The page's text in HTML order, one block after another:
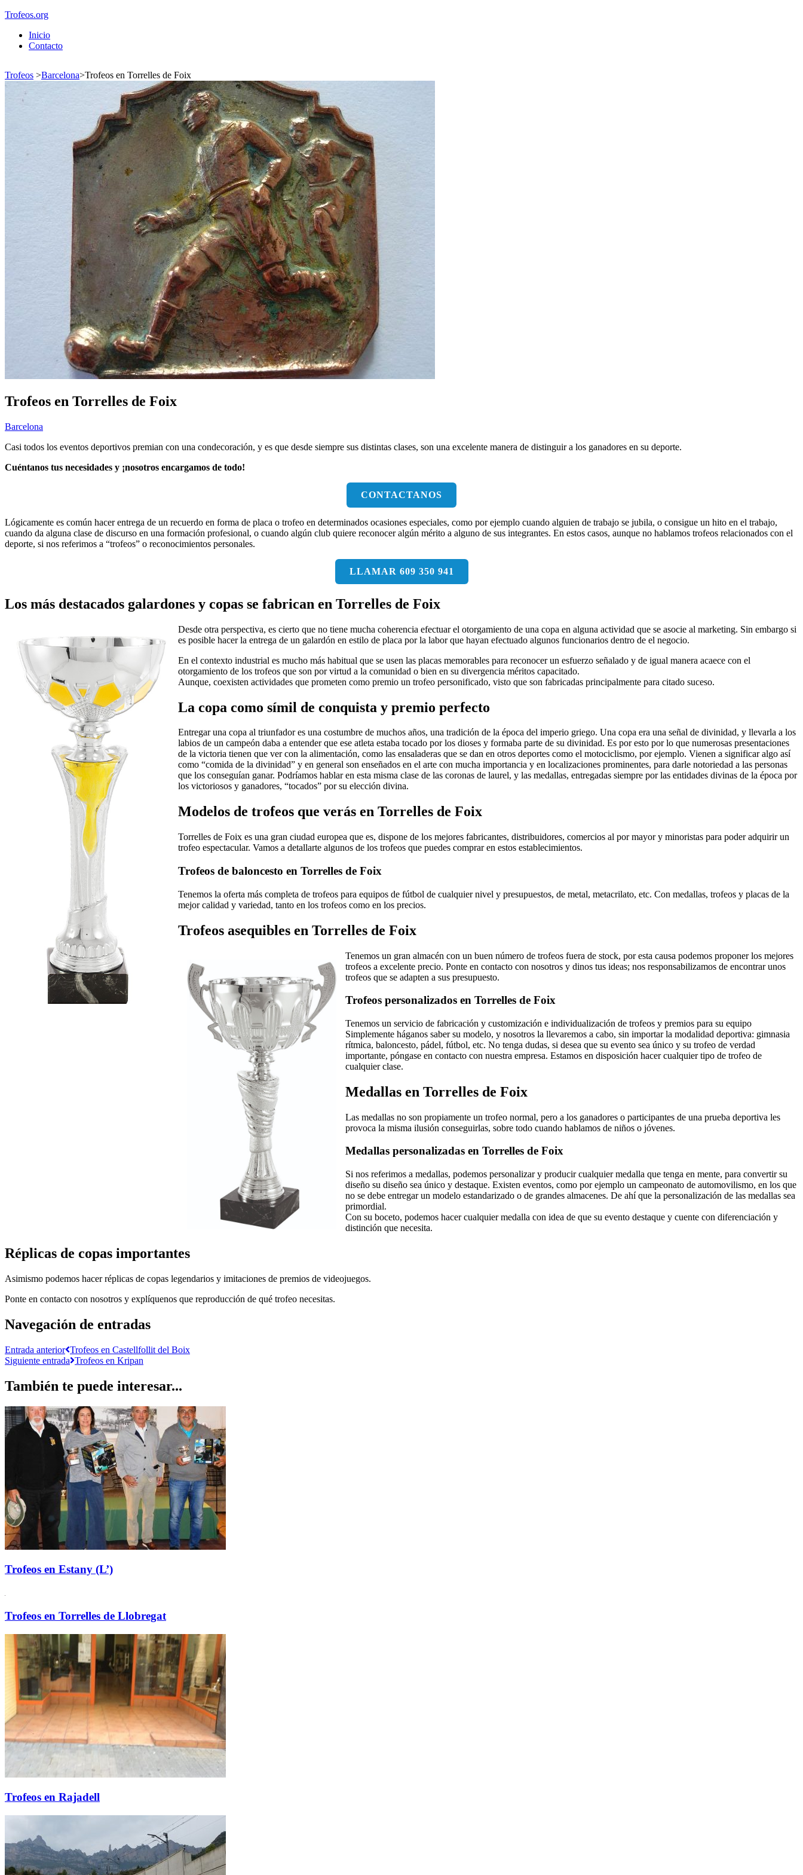
Trofeos.org
Inicio
Contacto
Trofeos >Barcelona>Trofeos en Torrelles de Foix
Trofeos en Torrelles de Foix
Barcelona
Casi todos los eventos deportivos premian con una condecoración, y es que desde siempre sus distintas clases, son una excelente manera de distinguir a los ganadores en su deporte.
Cuéntanos tus necesidades y ¡nosotros encargamos de todo!
CONTACTANOS
Lógicamente es común hacer entrega de un recuerdo en forma de placa o trofeo en determinados ocasiones especiales, como por ejemplo cuando alguien de trabajo se jubila, o consigue un hito en el trabajo,
cuando da alguna clase de discurso en una formación profesional, o cuando algún club quiere reconocer algún mérito a alguno de sus integrantes. En estos casos, aunque no hablamos trofeos relacionados con el
deporte, si nos referimos a “trofeos” o reconocimientos personales.
LLAMAR 609 350 941
Los más destacados galardones y copas se fabrican en Torrelles de Foix
Desde otra perspectiva, es cierto que no tiene mucha coherencia efectuar el otorgamiento de una copa en alguna actividad que se asocie al marketing. Sin embargo si
es posible hacer la entrega de un galardón en estilo de placa por la labor que hayan efectuado algunos funcionarios dentro de el negocio.
En el contexto industrial es mucho más habitual que se usen las placas memorables para reconocer un esfuerzo señalado y de igual manera acaece con el
otorgamiento de los trofeos que son por virtud a la comunidad o bien en su divergencia méritos capacitado.
Aunque, coexisten actividades que prometen como premio un trofeo personificado, visto que son fabricadas principalmente para citado suceso.
La copa como símil de conquista y premio perfecto
Entregar una copa al triunfador es una costumbre de muchos años, una tradición de la época del imperio griego. Una copa era una señal de divinidad, y llevarla a los
labios de un campeón daba a entender que ese atleta estaba tocado por los dioses y formaba parte de su divinidad. Es por esto por lo que numerosas presentaciones
de la victoria tienen que ver con la alimentación, como las ensaladeras que se dan en otros deportes como el motociclismo, por ejemplo. Vienen a significar algo así
como “comida de la divinidad” y en general son enseñados en el arte con mucha importancia y en localizaciones prominentes, para darle notoriedad a las personas
que los conseguían ganar. Podríamos hablar en esta misma clase de las coronas de laurel, y las medallas, entregadas siempre por las entidades divinas de la época por
los victoriosos y ganadores, “tocados” por su elección divina.
Modelos de trofeos que verás en Torrelles de Foix
Torrelles de Foix es una gran ciudad europea que es, dispone de los mejores fabricantes, distribuidores, comercios al por mayor y minoristas para poder adquirir un
trofeo espectacular. Vamos a detallarte algunos de los trofeos que puedes comprar en estos establecimientos.
Trofeos de baloncesto en Torrelles de Foix
Tenemos la oferta más completa de trofeos para equipos de fútbol de cualquier nivel y presupuestos, de metal, metacrilato, etc. Con medallas, trofeos y placas de la
mejor calidad y variedad, tanto en los trofeos como en los precios.
Trofeos asequibles en Torrelles de Foix
Tenemos un gran almacén con un buen número de trofeos fuera de stock, por esta causa podemos proponer los mejores
trofeos a excelente precio. Ponte en contacto con nosotros y dinos tus ideas; nos responsabilizamos de encontrar unos
trofeos que se adapten a sus presupuesto.
Trofeos personalizados en Torrelles de Foix
Tenemos un servicio de fabricación y customización e individualización de trofeos y premios para su equipo
Simplemente háganos saber su modelo, y nosotros la llevaremos a cabo, sin importar la modalidad deportiva: gimnasia
rítmica, baloncesto, pádel, fútbol, etc. No tenga dudas, si desea que su evento sea único y su trofeo de verdad
importante, póngase en contacto con nuestra empresa. Estamos en disposición hacer cualquier tipo de trofeo de
cualquier clase.
Medallas en Torrelles de Foix
Las medallas no son propiamente un trofeo normal, pero a los ganadores o participantes de una prueba deportiva les
provoca la misma ilusión conseguirlas, sobre todo cuando hablamos de niños o jóvenes.
Medallas personalizadas en Torrelles de Foix
Si nos referimos a medallas, podemos personalizar y producir cualquier medalla que tenga en mente, para convertir su
diseño su diseño sea único y destaque. Existen eventos, como por ejemplo un campeonato de automovilismo, en los que
no se debe entregar un modelo estandarizado o de grandes almacenes. De ahí que la personalización de las medallas sea
primordial.
Con su boceto, podemos hacer cualquier medalla con idea de que su evento destaque y cuente con diferenciación y
distinción que necesita.
Réplicas de copas importantes
Asimismo podemos hacer réplicas de copas legendarios y imitaciones de premios de videojuegos.
Ponte en contacto con nosotros y explíquenos que reproducción de qué trofeo necesitas.
Navegación de entradas
Entrada anterior Trofeos en Castellfollit del Boix
Siguiente entrada Trofeos en Kripan
También te puede interesar...
Trofeos en Estany (L’)
Trofeos en Torrelles de Llobregat
Trofeos en Rajadell